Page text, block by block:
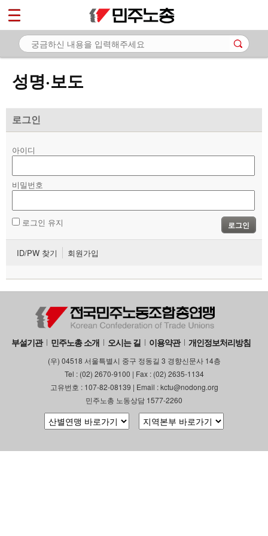
성명·보도
로그인
아이디
비밀번호
로그인 유지 로그인
ID/PW 찾기 회원가입
부설기관 민주노총 소개 오시는 길 이용약관 개인정보처리방침
(우) 04518 서울특별시 중구 정동길 3 경향신문사 14층
Tel : (02) 2670-9100 | Fax : (02) 2635-1134
고유번호 : 107-82-08139 | Email : kctu@nodong.org
민주노총 노동상담 1577-2260
마이페이지
소개
- 공지사항
- 성명·보도
자료
부설기관
업무